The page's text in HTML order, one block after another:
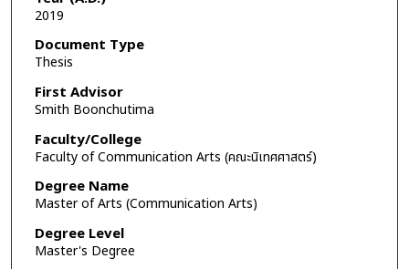
2019
Document Type
Thesis
First Advisor
Smith Boonchutima
Faculty/College
Faculty of Communication Arts (คณะนิเทศศาสตร์)
Degree Name
Master of Arts (Communication Arts)
Degree Level
Master's Degree